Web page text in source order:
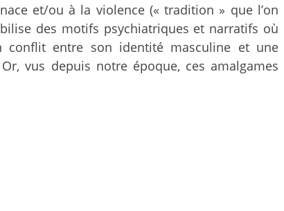
et/ou à la violence (« tradition » que l’on
des motifs psychiatriques et narratifs où
conflit entre son identité masculine et une
vus depuis notre époque, ces amalgames